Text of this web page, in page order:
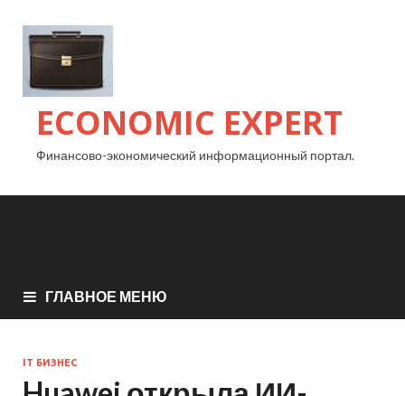
ECONOMIC EXPERT
Финансово-экономический информационный портал.
ГЛАВНОЕ МЕНЮ
IT БИЗНЕС